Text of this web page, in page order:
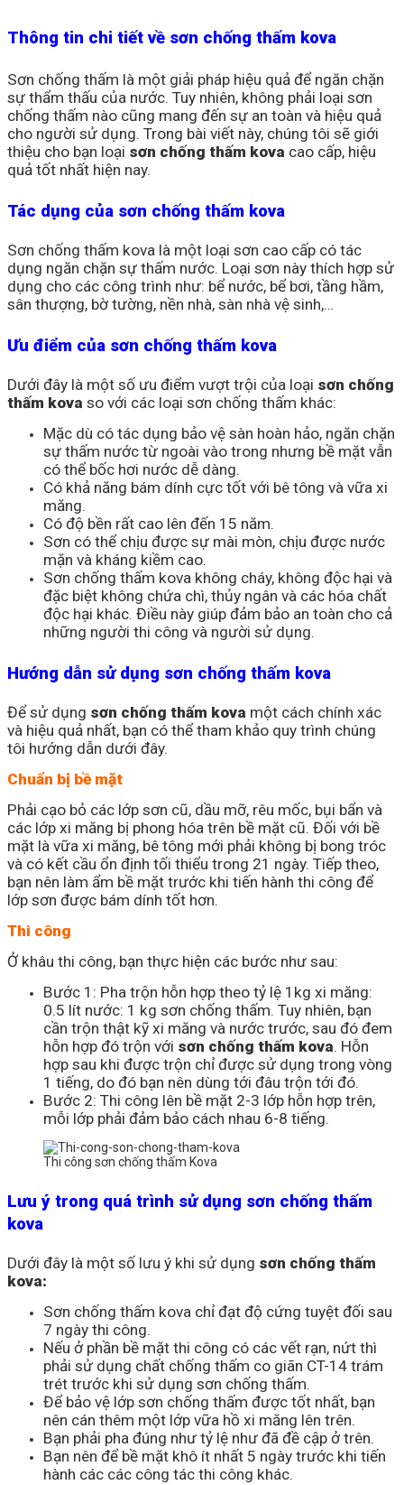
Thông tin chi tiết về sơn chống thấm kova
Sơn chống thấm là một giải pháp hiệu quả để ngăn chặn
sự thẩm thấu của nước. Tuy nhiên, không phải loại sơn
chống thấm nào cũng mang đến sự an toàn và hiệu quả
cho người sử dụng. Trong bài viết này, chúng tôi sẽ giới
thiệu cho bạn loại sơn chống thấm kova cao cấp, hiệu
quả tốt nhất hiện nay.
Tác dụng của sơn chống thấm kova
Sơn chống thấm kova là một loại sơn cao cấp có tác
dụng ngăn chặn sự thấm nước. Loại sơn này thích hợp sử
dụng cho các công trình như: bể nước, bể bơi, tầng hầm,
sân thượng, bờ tường, nền nhà, sàn nhà vệ sinh,…
Ưu điểm của sơn chống thấm kova
Dưới đây là một số ưu điểm vượt trội của loại sơn chống
thấm kova so với các loại sơn chống thấm khác:
Mặc dù có tác dụng bảo vệ sàn hoàn hảo, ngăn chặn
sự thấm nước từ ngoài vào trong nhưng bề mặt vẫn
có thể bốc hơi nước dễ dàng.
Có khả năng bám dính cực tốt với bê tông và vữa xi
măng.
Có độ bền rất cao lên đến 15 năm.
Sơn có thể chịu được sự mài mòn, chịu được nước
mặn và kháng kiềm cao.
Sơn chống thấm kova không cháy, không độc hại và
đặc biệt không chứa chì, thủy ngân và các hóa chất
độc hại khác. Điều này giúp đảm bảo an toàn cho cả
những người thi công và người sử dụng.
Hướng dẫn sử dụng sơn chống thấm kova
Để sử dụng sơn chống thấm kova một cách chính xác
và hiệu quả nhất, bạn có thể tham khảo quy trình chúng
tôi hướng dẫn dưới đây.
Chuẩn bị bề mặt
Phải cạo bỏ các lớp sơn cũ, dầu mỡ, rêu mốc, bụi bẩn và
các lớp xi măng bị phong hóa trên bề mặt cũ. Đối với bề
mặt là vữa xi măng, bê tông mới phải không bị bong tróc
và có kết cầu ổn định tối thiểu trong 21 ngày. Tiếp theo,
bạn nên làm ẩm bề mặt trước khi tiến hành thi công để
lớp sơn được bám dính tốt hơn.
Thi công
Ở khâu thi công, bạn thực hiện các bước như sau:
Bước 1: Pha trộn hỗn hợp theo tỷ lệ 1kg xi măng:
0.5 lít nước: 1 kg sơn chống thấm. Tuy nhiên, bạn
cần trộn thật kỹ xi măng và nước trước, sau đó đem
hỗn hợp đó trộn với sơn chống thấm kova. Hỗn
hợp sau khi được trộn chỉ được sử dụng trong vòng
1 tiếng, do đó bạn nên dùng tới đâu trộn tới đó.
Bước 2: Thi công lên bề mặt 2-3 lớp hỗn hợp trên,
mỗi lớp phải đảm bảo cách nhau 6-8 tiếng.
Thi công sơn chống thấm Kova
Lưu ý trong quá trình sử dụng sơn chống thấm
kova
Dưới đây là một số lưu ý khi sử dụng sơn chống thấm
kova:
Sơn chống thấm kova chỉ đạt độ cứng tuyệt đối sau
7 ngày thi công.
Nếu ở phần bề mặt thi công có các vết rạn, nứt thì
phải sử dụng chất chống thấm co giãn CT-14 trám
trét trước khi sử dụng sơn chống thấm.
Để bảo vệ lớp sơn chống thấm được tốt nhất, bạn
nên cán thêm một lớp vữa hồ xi măng lên trên.
Bạn phải pha đúng như tỷ lệ như đã đề cập ở trên.
Bạn nên để bề mặt khô ít nhất 5 ngày trước khi tiến
hành các các công tác thi công khác.